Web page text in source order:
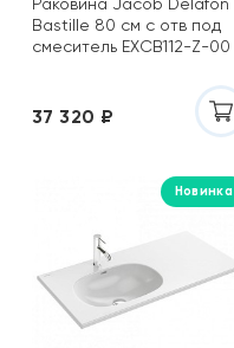
Black & White
Century
Ceruttispa
Cezares
Cifre
Coliseum Gres
Bastille 80 см с отв под
смеситель EXCB112-Z-00
37 320 ₽
Новинка